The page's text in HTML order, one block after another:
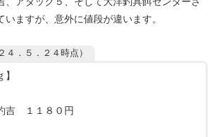
いますが、意外に値段が違います。
４．５．２４時点）
吉 １１８０円